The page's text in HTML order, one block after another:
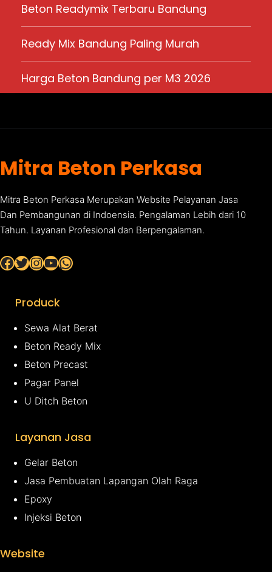
Beton Readymix Terbaru Bandung
Ready Mix Bandung Paling Murah
Harga Beton Bandung per M3 2026
Mitra Beton Perkasa
Mitra Beton Perkasa Merupakan Website Pelayanan Jasa
Dan Pembangunan di Indoensia. Pengalaman Lebih dari 10
Tahun. Layanan Profesional dan Berpengalaman.
Facebook Twitter InstagramYouTube WhatsApp
Produck
Sewa Alat Berat
Beton Ready Mix
Beton Precast
Pagar Panel
U Ditch Beton
Layanan Jasa
Gelar Beton
Jasa Pembuatan Lapangan Olah Raga
Epoxy
Injeksi Beton
Website